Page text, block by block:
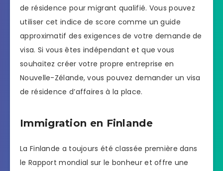
de résidence pour migrant qualifié. Vous pouvez
utiliser cet indice de score comme un guide
approximatif des exigences de votre demande de
visa. Si vous êtes indépendant et que vous
souhaitez créer votre propre entreprise en
Nouvelle-Zélande, vous pouvez demander un visa
de résidence d’affaires à la place.
Immigration en Finlande
La Finlande a toujours été classée première dans
le Rapport mondial sur le bonheur et offre une